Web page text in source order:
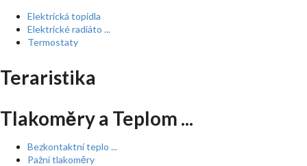
Elektrická topidla
Elektrické radiáto ...
Termostaty
Teraristika
Tlakoměry a Teplom ...
Bezkontaktní teplo ...
Pažní tlakoměry